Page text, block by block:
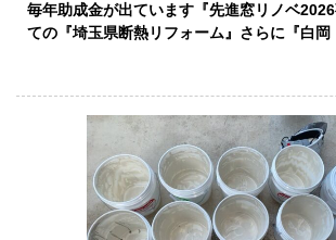
毎年助成金が出ています『先進窓リノベ
ての『埼玉県断熱リフォーム』さらに『白岡